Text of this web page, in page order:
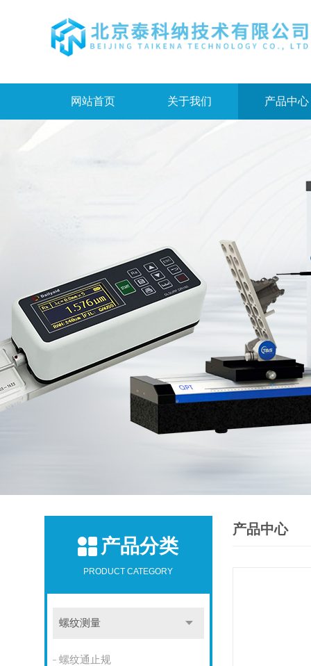
网站首页 关于我们 产品中心
产品分类
PRODUCT CATEGORY
螺纹测量
螺纹通止规
产品中心